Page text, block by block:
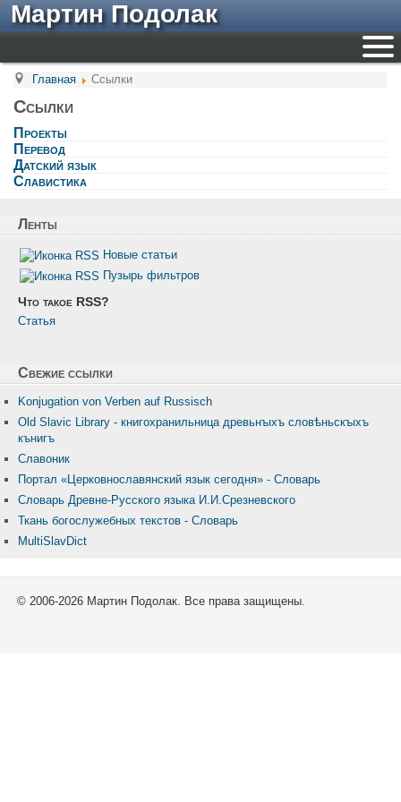
Мартин Подолак
Главная Ссылки
Ссылки
Проекты
Перевод
Датский язык
Славистика
Ленты
Новые статьи
Пузырь фильтров
Что такое RSS?
Статья
Свежие ссылки
Konjugation von Verben auf Russisch
Old Slavic Library - книгохранильница древьнꙑхъ словѣньскꙑхъ
кънигъ
Славоник
Портал «Церковнославянский язык сегодня» - Словарь
Словарь Древне-Русского языка И.И.Срезневского
Ткань бого­служебных текстов - Словарь
MultiSlavDict
© 2006-2026 Мартин Подолак. Все права защищены.